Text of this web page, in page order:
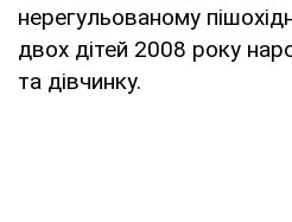
нерегульованому
двох дітей 2008 року
та дівчинку.